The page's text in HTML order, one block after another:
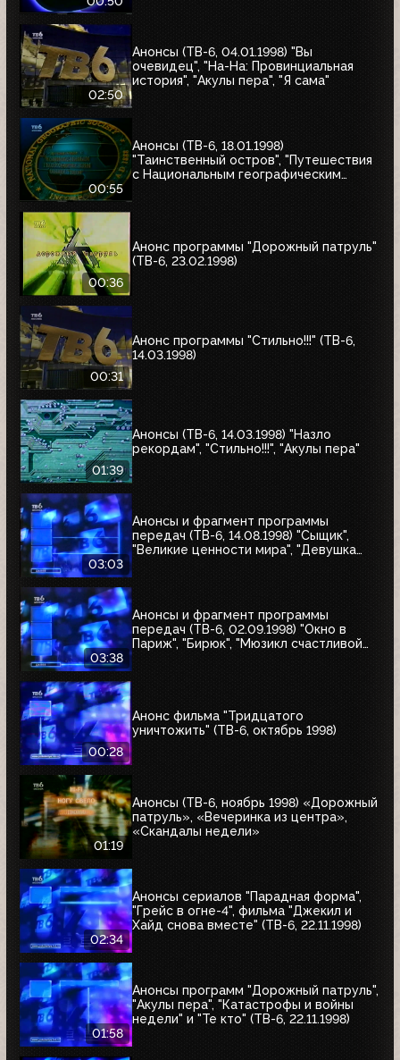
02:50
Анонсы (ТВ-6, 04.01.1998) "Вы
очевидец", "На-На: Провинциальная
история", "Акулы пера", "Я сама"
00:55
Анонсы (ТВ-6, 18.01.1998)
"Таинственный остров", "Путешествия
с Национальным географическим
00:36
Анонс программы "Дорожный патруль"
(ТВ-6, 23.02.1998)
00:31
Анонс программы "Стильно!!!" (ТВ-6,
14.03.1998)
01:39
Анонсы (ТВ-6, 14.03.1998) "Назло
рекордам", "Стильно!!!", "Акулы пера"
03:03
Анонсы и фрагмент программы
передач (ТВ-6, 14.08.1998) "Сыщик",
"Великие ценности мира", "Девушка
03:38
Анонсы и фрагмент программы
передач (ТВ-6, 02.09.1998) "Окно в
Париж", "Бирюк", "Мюзикл счастливой
00:28
Анонс фильма "Тридцатого
уничтожить" (ТВ-6, октябрь 1998)
01:19
Анонсы (ТВ-6, ноябрь 1998) «Дорожный
патруль», «Вечеринка из центра»,
«Скандалы недели»
02:34
Анонсы сериалов "Парадная форма",
"Грейс в огне-4", фильма "Джекил и
Хайд снова вместе" (ТВ-6, 22.11.1998)
01:58
Анонсы программ "Дорожный патруль",
"Акулы пера", "Катастрофы и войны
недели" и "Те кто" (ТВ-6, 22.11.1998)